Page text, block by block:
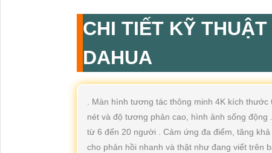
CHI TIẾT KỸ
DAHUA
. Màn hình tương tác thông minh 4K kích
nét và độ tương phản cao, hình ảnh sống
từ 6 đến 20 người . Cảm ứng đa điểm, tăng
cho phản hồi nhanh và thật như đang viết trên